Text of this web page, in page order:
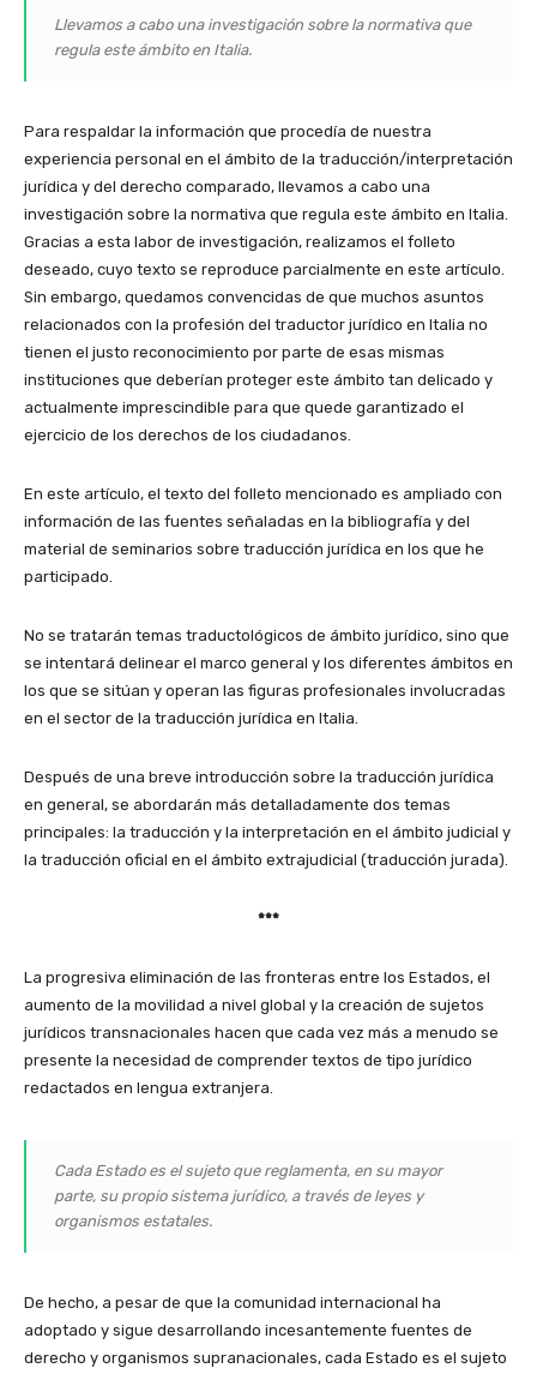
Llevamos a cabo una investigación sobre la normativa que
regula este ámbito en Italia.
Para respaldar la información que procedía de nuestra
experiencia personal en el ámbito de la traducción/interpretación
jurídica y del derecho comparado, llevamos a cabo una
investigación sobre la normativa que regula este ámbito en Italia.
Gracias a esta labor de investigación, realizamos el folleto
deseado, cuyo texto se reproduce parcialmente en este artículo.
Sin embargo, quedamos convencidas de que muchos asuntos
relacionados con la profesión del traductor jurídico en Italia no
tienen el justo reconocimiento por parte de esas mismas
instituciones que deberían proteger este ámbito tan delicado y
actualmente imprescindible para que quede garantizado el
ejercicio de los derechos de los ciudadanos.
En este artículo, el texto del folleto mencionado es ampliado con
información de las fuentes señaladas en la bibliografía y del
material de seminarios sobre traducción jurídica en los que he
participado.
No se tratarán temas traductológicos de ámbito jurídico, sino que
se intentará delinear el marco general y los diferentes ámbitos en
los que se sitúan y operan las figuras profesionales involucradas
en el sector de la traducción jurídica en Italia.
Después de una breve introducción sobre la traducción jurídica
en general, se abordarán más detalladamente dos temas
principales: la traducción y la interpretación en el ámbito judicial y
la traducción oficial en el ámbito extrajudicial (traducción jurada).
***
La progresiva eliminación de las fronteras entre los Estados, el
aumento de la movilidad a nivel global y la creación de sujetos
jurídicos transnacionales hacen que cada vez más a menudo se
presente la necesidad de comprender textos de tipo jurídico
redactados en lengua extranjera.
Cada Estado es el sujeto que reglamenta, en su mayor
parte, su propio sistema jurídico, a través de leyes y
organismos estatales.
De hecho, a pesar de que la comunidad internacional ha
adoptado y sigue desarrollando incesantemente fuentes de
derecho y organismos supranacionales, cada Estado es el sujeto